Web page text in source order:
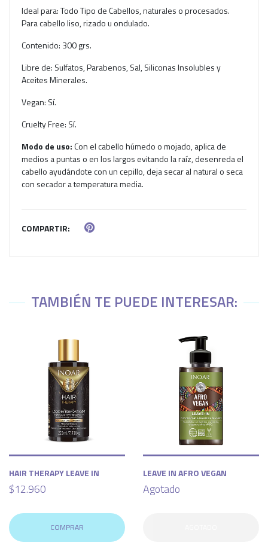
Ideal para: Todo Tipo de Cabellos, naturales o procesados.
Para cabello liso, rizado u ondulado.
Contenido: 300 grs.
Libre de: Sulfatos, Parabenos, Sal, Siliconas Insolubles y
Aceites Minerales.
Vegan: Sí.
Cruelty Free: Sí.
Modo de uso:Con el cabello húmedo o mojado, aplica de
medios a puntas o en los largos evitando la raíz, desenreda el
cabello ayudándote con un cepillo, deja secar al natural o seca
con secador a temperatura media.
COMPARTIR:
TAMBIÉN TE PUEDE INTERESAR:
HAIR THERAPY LEAVE IN
$12.960
COMPRAR
LEAVE IN AFRO VEGAN
Agotado